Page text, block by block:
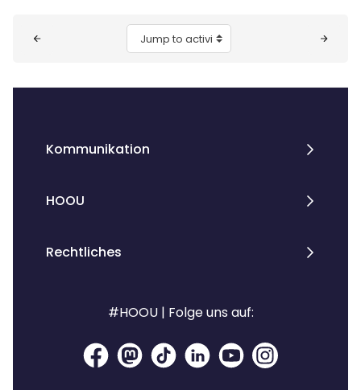
Jump to activity
Kommunikation
HOOU
Rechtliches
#HOOU | Folge uns auf: